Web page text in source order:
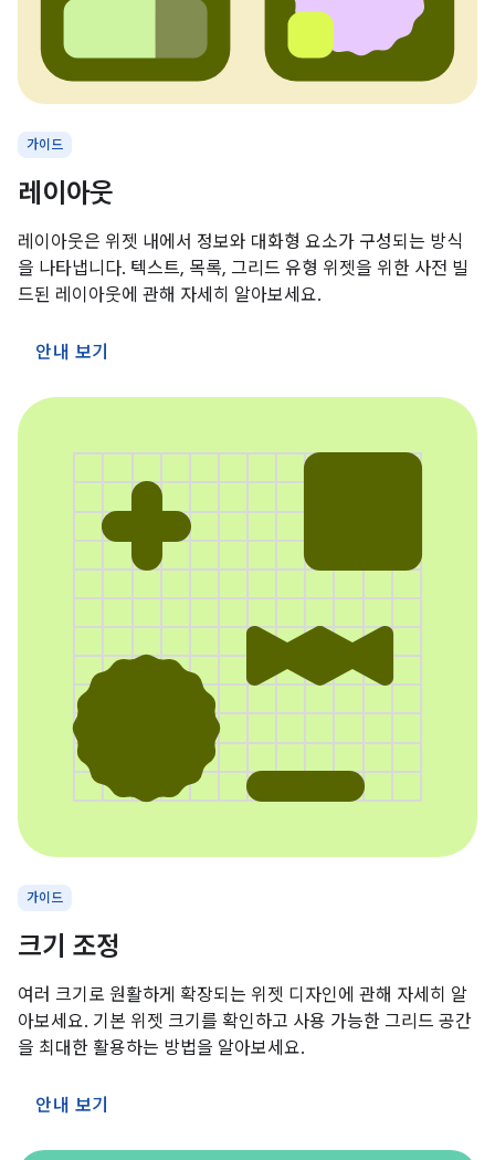
가이드
레이아웃
레이아웃은 위젯 내에서 정보와 대화형 요소가 구성되는 방식
을 나타냅니다. 텍스트, 목록, 그리드 유형 위젯을 위한 사전 빌
드된 레이아웃에 관해 자세히 알아보세요.
안내 보기
가이드
크기 조정
여러 크기로 원활하게 확장되는 위젯 디자인에 관해 자세히 알
아보세요. 기본 위젯 크기를 확인하고 사용 가능한 그리드 공간
을 최대한 활용하는 방법을 알아보세요.
안내 보기